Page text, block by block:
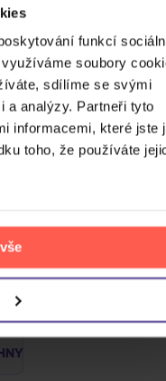
funkcí
soubory
sdílíme se svými
a analýzy. Partneři tyto
informacemi, které jste
toho, že používáte
259 Kč
Memoirs Of A